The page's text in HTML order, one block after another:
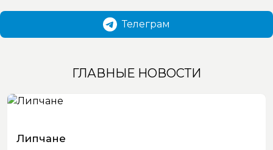
Телеграм
ГЛАВНЫЕ НОВОСТИ
Липчане